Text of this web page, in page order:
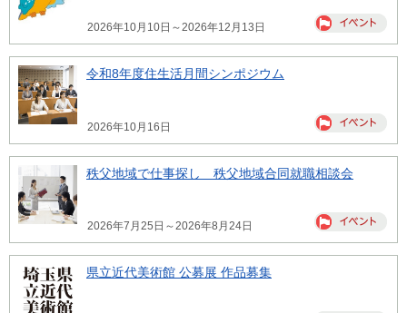
2026年10月10日～2026年12月13日
令和8年度住生活月間シンポジウム
2026年10月16日
秩父地域で仕事探し 秩父地域合同就職相談会
2026年7月25日～2026年8月24日
県立近代美術館 公募展 作品募集